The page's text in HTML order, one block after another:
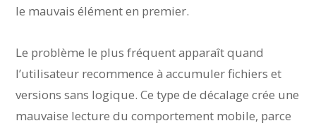
le mauvais élément en premier.
Le problème le plus fréquent apparaît quand
l’utilisateur recommence à accumuler fichiers et
versions sans logique. Ce type de décalage crée une
mauvaise lecture du comportement mobile, parce